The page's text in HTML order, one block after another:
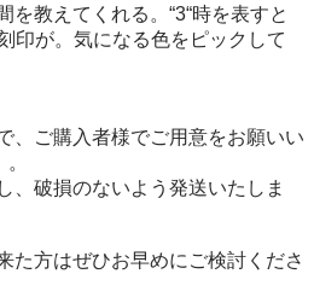
を教えてくれる。“3“時を表すと
印が。気になる色をピックして
、ご購入者様でご用意をお願いい
、破損のないよう発送いたしま
た方はぜひお早めにご検討くださ